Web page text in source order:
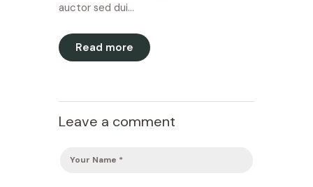
auctor sed dui…
Read more
Leave a comment